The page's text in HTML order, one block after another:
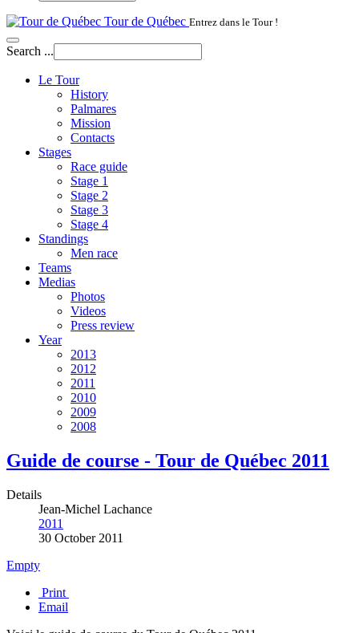
Tour de Québec Entrez dans le Tour !
Search ...
Le Tour
History
Palmares
Mission
Contacts
Stages
Race guide
Stage 1
Stage 2
Stage 3
Stage 4
Standings
Men race
Teams
Medias
Photos
Videos
Press review
Year
2013
2012
2011
2010
2009
2008
Guide de course - Tour de Québec 2011
Details
Jean-Michel Lachance
2011
30 October 2011
Empty
Print
Email